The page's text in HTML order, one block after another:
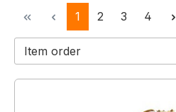
Pagina
1 Pagina
2 Pagina
3 Pagina
4